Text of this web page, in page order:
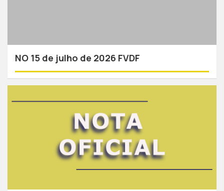
NO 15 de julho de 2026 FVDF